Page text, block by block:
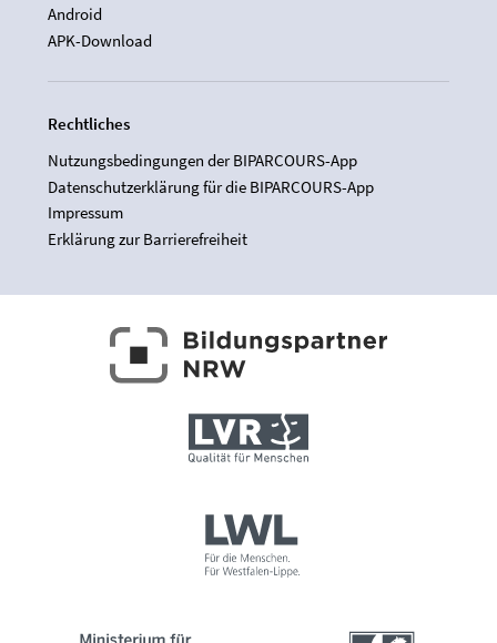
Android
APK-Download
Rechtliches
Nutzungsbedingungen der BIPARCOURS-App
Datenschutzerklärung für die BIPARCOURS-App
Impressum
Erklärung zur Barrierefreiheit